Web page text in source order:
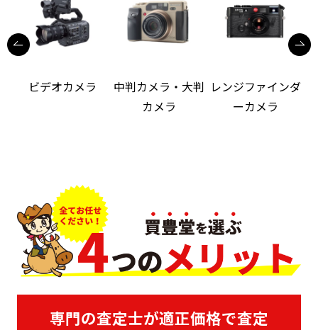
ビデオカメラ
中判カメラ・大判
カメラ
レンジファインダ
ーカメラ
専門の査定士が適正価格で査定